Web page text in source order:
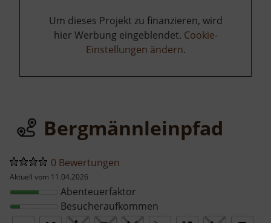
Um dieses Projekt zu finanzieren, wird
hier Werbung eingeblendet. Cookie-
Einstellungen ändern.
Bergmännleinpfad
0 Bewertungen
Aktuell vom 11.04.2026
Abenteuerfaktor
Besucheraufkommen